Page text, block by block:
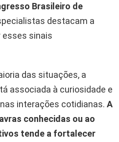
Brasileiro de
destacam a
esses sinais
das situações, a
associada à curiosidade e
interações cotidianas. A
conhecidas ou ao
tende a fortalecer